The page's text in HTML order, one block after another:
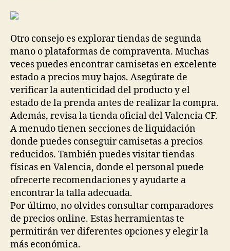
Otro consejo es explorar tiendas de segunda
mano o plataformas de compraventa. Muchas
veces puedes encontrar camisetas en excelente
estado a precios muy bajos. Asegúrate de
verificar la autenticidad del producto y el
estado de la prenda antes de realizar la compra.
Además, revisa la tienda oficial del Valencia CF.
A menudo tienen secciones de liquidación
donde puedes conseguir camisetas a precios
reducidos. También puedes visitar tiendas
físicas en Valencia, donde el personal puede
ofrecerte recomendaciones y ayudarte a
encontrar la talla adecuada.
Por último, no olvides consultar comparadores
de precios online. Estas herramientas te
permitirán ver diferentes opciones y elegir la
más económica.